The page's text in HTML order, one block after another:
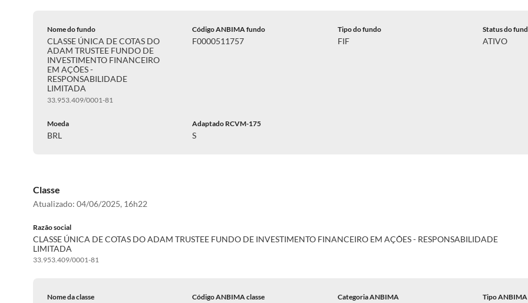
Nome do fundo
CLASSE ÚNICA DE COTAS DO
ADAM TRUSTEE FUNDO DE
INVESTIMENTO FINANCEIRO
EM AÇÕES -
RESPONSABILIDADE
LIMITADA
33.953.409/0001-81
Código ANBIMA fundo
F0000511757
Tipo do fundo
FIF
Status do
ATIVO
Moeda
BRL
Adaptado RCVM-175
S
Classe
Atualizado: 04/06/2025, 16h22
Razão social
CLASSE ÚNICA DE COTAS DO ADAM TRUSTEE FUNDO DE INVESTIMENTO FINANCEIRO EM AÇÕES - RESPONSABILIDADE
LIMITADA
33.953.409/0001-81
Nome da classe Código ANBIMA classe Categoria ANBIMA Tipo ANBIMA